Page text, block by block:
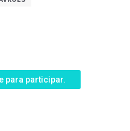
para participar.